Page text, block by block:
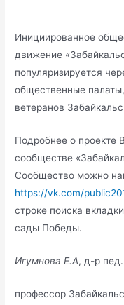
Инициированное
движение
популяризируется
общественные
ветеранов
Подробнее о проекте
сообществе
Сообщество можно
https://vk.com/
строке поиска
сады Победы.
Игумнова Е.А, д-р
профессор